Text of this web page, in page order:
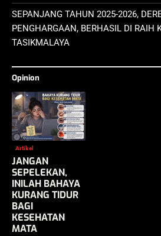
SEPANJANG TAHUN 2025-2026,
PENGHARGAAN, BERHASIL DI RAIH
TASIKMALAYA
Opinion
Artikel
JANGAN
SEPELEKAN,
INILAH BAHAYA
KURANG TIDUR
BAGI
KESEHATAN
MATA